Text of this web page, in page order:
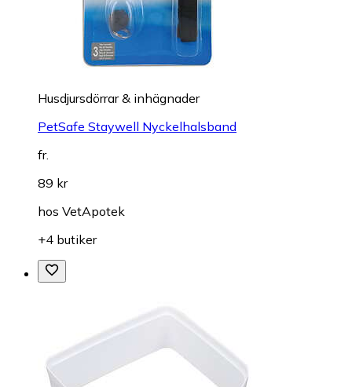
Husdjursdörrar & inhägnader
PetSafe Staywell Nyckelhalsband
fr.
89 kr
hos VetApotek
+4 butiker